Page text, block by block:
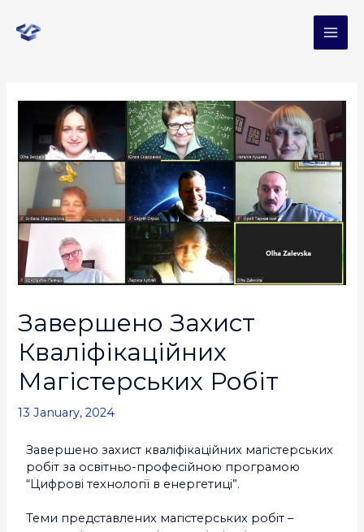
Завершено Захист
Кваліфікаційних
Магістерських Робіт
13 January, 2024
Завершено захист кваліфікаційних магістерських
робіт за освітньо-професійною програмою
“Цифрові технології в енергетиці”.
Теми представлених магістерських робіт –